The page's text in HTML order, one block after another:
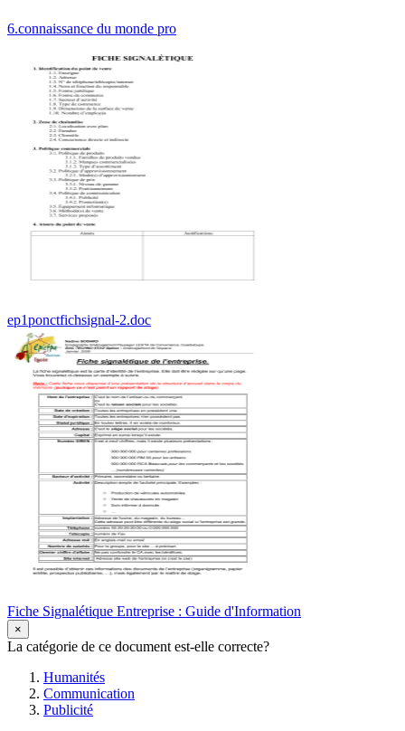
6.connaissance du monde pro
ep1ponctfichsignal-2.doc
Fiche Signalétique Entreprise : Guide d'Information
×
La catégorie de ce document est-elle correcte?
Humanités
Communication
Publicité